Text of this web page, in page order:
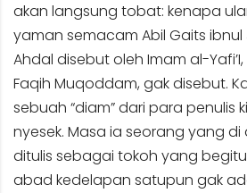
akan langsung tobat: kenapa
yaman semacam Abil Gaits ibnul
Ahdal disebut oleh Imam al-
Faqih Muqoddam, gak disebut.
sebuah “diam” dari para penulis
nyesek. Masa ia seorang yang
ditulis sebagai tokoh yang begitu
abad kedelapan satupun gak